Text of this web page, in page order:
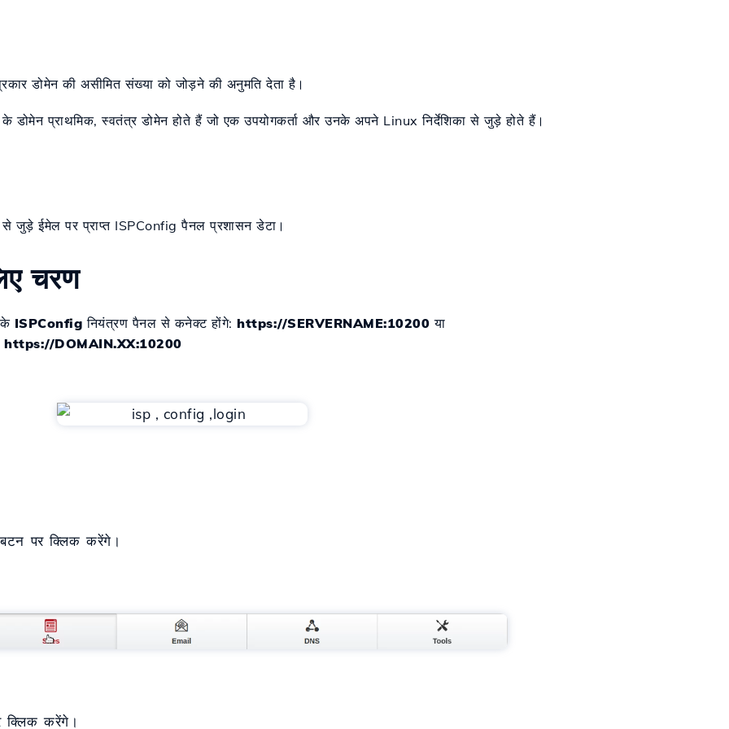
डोमेन की असीमित संख्या को जोड़ने की अनुमति देता है।
डोमेन प्राथमिक, स्वतंत्र डोमेन होते हैं जो एक उपयोगकर्ता और उनके अपने Linux निर्देशिका से जुड़े होते हैं।
जुड़े ईमेल पर प्राप्त ISPConfig पैनल प्रशासन डेटा।
चरण
ISPConfig नियंत्रण पैनल से कनेक्ट होंगे: https://SERVERNAME:10200 या
https://DOMAIN.XX:10200
पर क्लिक करेंगे।
करेंगे।